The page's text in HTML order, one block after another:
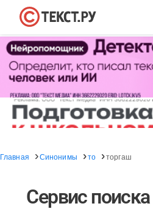
Главная Синонимы то торгаш
Сервис